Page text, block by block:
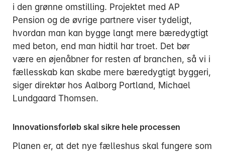
i den grønne omstilling. Projektet med AP
Pension og de øvrige partnere viser tydeligt,
hvordan man kan bygge langt mere bæredygtigt
med beton, end man hidtil har troet. Det bør
være en øjenåbner for resten af branchen, så vi i
fællesskab kan skabe mere bæredygtigt byggeri,
siger direktør hos Aalborg Portland, Michael
Lundgaard Thomsen.
Innovationsforløb skal sikre hele processen
Planen er, at det nye fælleshus skal fungere som